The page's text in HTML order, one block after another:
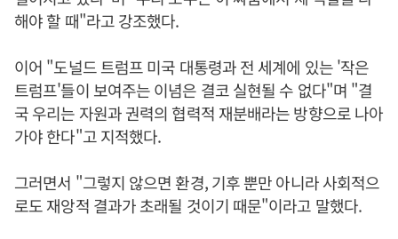
해야 할 때"라고 강조했다.
이어 "도널드 트럼프 미국 대통령과 전 세계에 있는 '작은
트럼프'들이 보여주는 이념은 결코 실현될 수 없다"며 "결
국 우리는 자원과 권력의 협력적 재분배라는 방향으로 나아
가야 한다"고 지적했다.
그러면서 "그렇지 않으면 환경, 기후 뿐만 아니라 사회적으
로도 재앙적 결과가 초래될 것이기 때문"이라고 말했다.